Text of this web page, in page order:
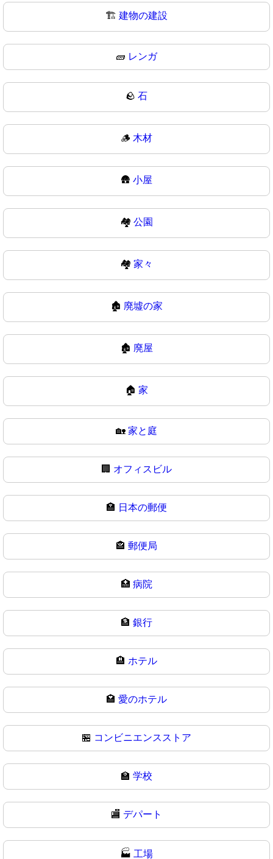
🏗 建物の建設
🧱 レンガ
🪨 石
🪵 木材
🛖 小屋
🏘️ 公園
🏘 家々
🏚️ 廃墟の家
🏚 廃屋
🏠 家
🏡 家と庭
🏢 オフィスビル
🏣 日本の郵便
🏤 郵便局
🏥 病院
🏦 銀行
🏨 ホテル
🏩 愛のホテル
🏪 コンビニエンスストア
🏫 学校
🏬 デパート
🏭 工場